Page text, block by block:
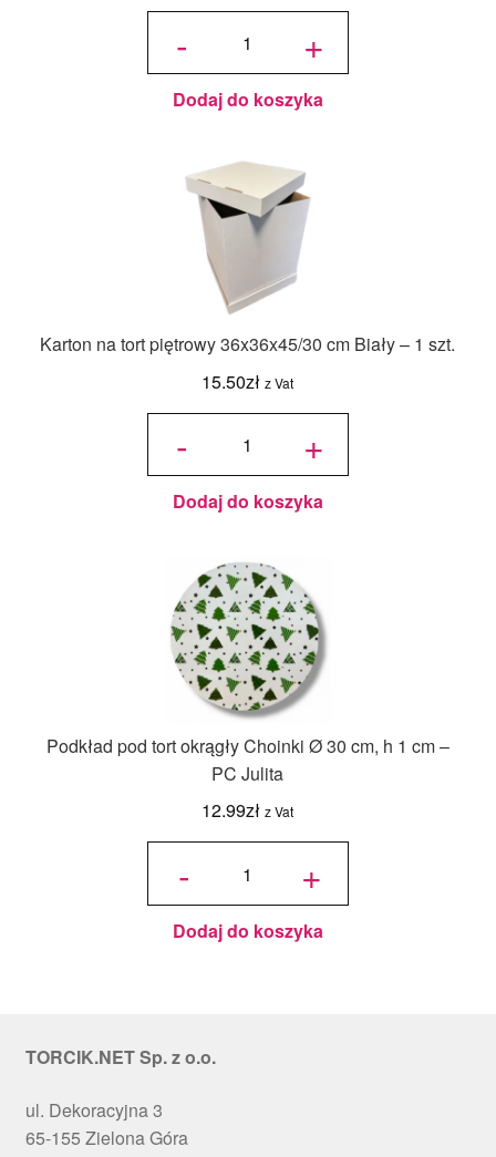
-
ilość
olejowy
Food
Colours -
Zielony
Butelkowy
+
Dodaj do koszyka
Karton na tort piętrowy 36x36x45/30 cm Biały – 1 szt.
15.50zł z Vat
-
ilość Karton
36x36x45/30
cm Biały - 1 +
Dodaj do koszyka
Podkład pod tort okrągły Choinki Ø 30 cm, h 1 cm –
PC Julita
12.99zł z Vat
-
ilość
okrągły
Choinki
Ø 30
cm, h 1
cm - PC
+
Dodaj do koszyka
TORCIK.NET Sp. z o.o.
ul. Dekoracyjna 3
65-155 Zielona Góra